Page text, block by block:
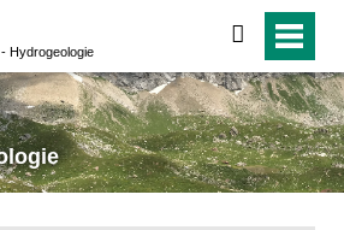
Hydrogeologie
suchen